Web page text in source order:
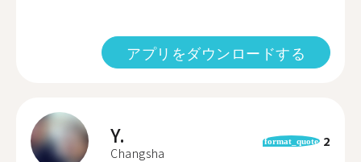
アプリをダウンロードする
Y.
Changsha
format_quote 2